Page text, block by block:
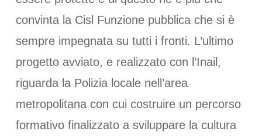
convinta la Cisl Funzione pubblica che si è
sempre impegnata su tutti i fronti. L’ultimo
progetto avviato, e realizzato con l’Inail,
riguarda la Polizia locale nell’area
metropolitana con cui costruire un percorso
formativo finalizzato a sviluppare la cultura